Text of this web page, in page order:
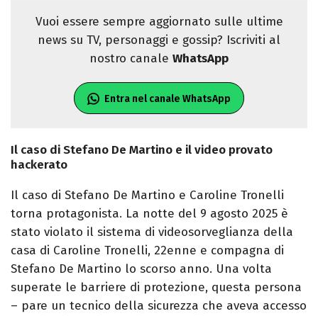
Vuoi essere sempre aggiornato sulle ultime
news su TV, personaggi e gossip? Iscriviti al
nostro canale WhatsApp
Entra nel canale WhatsApp
Il caso di Stefano De Martino e il video provato
hackerato
Il caso di Stefano De Martino e Caroline Tronelli
torna protagonista. La notte del 9 agosto 2025 è
stato violato il sistema di videosorveglianza della
casa di Caroline Tronelli, 22enne e compagna di
Stefano De Martino lo scorso anno. Una volta
superate le barriere di protezione, questa persona
– pare un tecnico della sicurezza che aveva accesso